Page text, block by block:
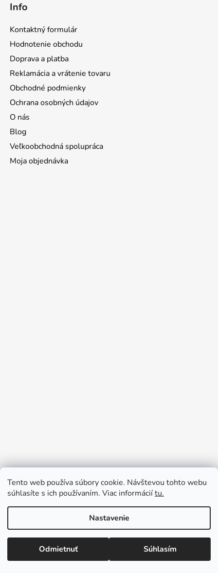
Tento web používa súbory cookie. Návštevou tohto webu
súhlasíte s ich používaním. Viac informáciítu.
Nastavenie
Odmietnuť Súhlasím
Info
Kontaktný formulár
Hodnotenie obchodu
Doprava a platba
Reklamácia a vrátenie tovaru
Obchodné podmienky
Ochrana osobných údajov
O nás
Blog
Veľkoobchodná spolupráca
Moja objednávka